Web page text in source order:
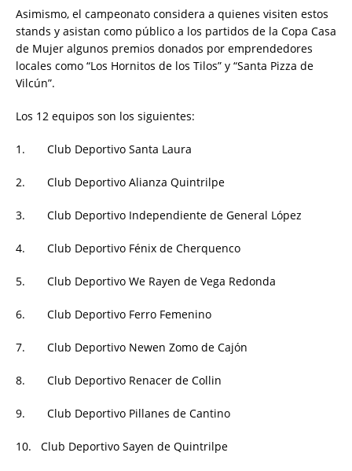
Asimismo, el campeonato considera a quienes visiten estos
stands y asistan como público a los partidos de la Copa Casa
de Mujer algunos premios donados por emprendedores
locales como “Los Hornitos de los Tilos” y “Santa Pizza de
Vilcún”.
Los 12 equipos son los siguientes:
1. Club Deportivo Santa Laura
2. Club Deportivo Alianza Quintrilpe
3. Club Deportivo Independiente de General López
4. Club Deportivo Fénix de Cherquenco
5. Club Deportivo We Rayen de Vega Redonda
6. Club Deportivo Ferro Femenino
7. Club Deportivo Newen Zomo de Cajón
8. Club Deportivo Renacer de Collin
9. Club Deportivo Pillanes de Cantino
10. Club Deportivo Sayen de Quintrilpe